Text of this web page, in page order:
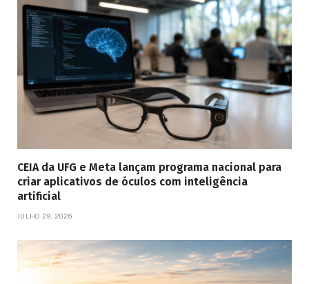
CEIA da UFG e Meta lançam programa nacional para
criar aplicativos de óculos com inteligência
artificial
JULHO 29, 2026